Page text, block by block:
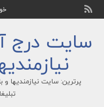
سایت درج
پرترین: سایت نیازمندیها